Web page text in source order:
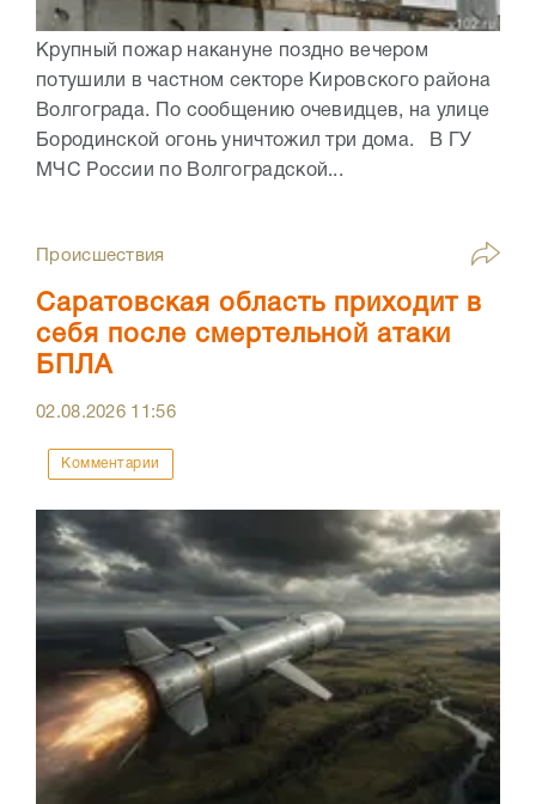
Крупный пожар накануне поздно вечером
потушили в частном секторе Кировского района
Волгограда. По сообщению очевидцев, на улице
Бородинской огонь уничтожил три дома. В ГУ
МЧС России по Волгоградской...
Происшествия
Саратовская область приходит в
себя после смертельной атаки
БПЛА
02.08.2026 11:56
Комментарии